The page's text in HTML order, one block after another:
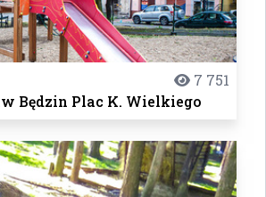
7 751
Będzin Plac K. Wielkiego